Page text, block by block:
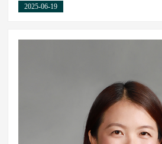
2025-06-19